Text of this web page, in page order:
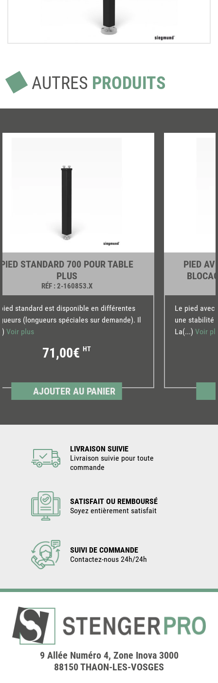
AUTRES PRODUITS
PIED STANDARD 700 POUR TABLE
PLUS
RÉF: 2-160853.X
standard est disponible en différentes
(longueurs spéciales sur demande). Il
Voir plus
71,00€ HT
AJOUTER AU PANIER
PIED
Le pied
une stabilité
La(...) Voir
LIVRAISON SUIVIE
Livraison suivie pour toute
commande
SATISFAIT OU REMBOURSÉ
Soyez entièrement satisfait
SUIVI DE COMMANDE
Contactez-nous 24h/24h
9 Allée Numéro 4, Zone Inova 3000
88150 THAON-LES-VOSGES